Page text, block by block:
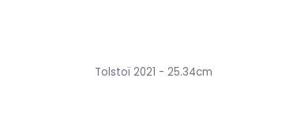
Tolstoï 2021 - 25.34cm